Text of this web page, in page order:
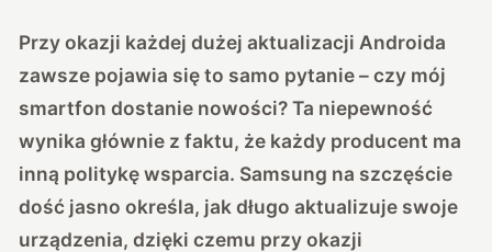
Przy okazji każdej dużej aktualizacji Androida
zawsze pojawia się to samo pytanie – czy mój
smartfon dostanie nowości? Ta niepewność
wynika głównie z faktu, że każdy producent ma
inną politykę wsparcia. Samsung na szczęście
dość jasno określa, jak długo aktualizuje swoje
urządzenia, dzięki czemu przy okazji